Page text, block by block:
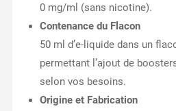
0 mg/ml (sans nicotine).
Contenance du Flacon
50 ml d’e-liquide dans un
permettant l’ajout de
selon vos besoins.
Origine et Fabrication